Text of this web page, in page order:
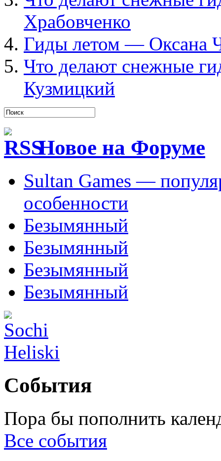
Храбовченко
Гиды летом — Оксана
Что делают снежные
Кузмицкий
Новое на Форуме
Sultan Games —
особенности
Безымянный
Безымянный
Безымянный
Безымянный
События
Пора бы пополнить
Все события